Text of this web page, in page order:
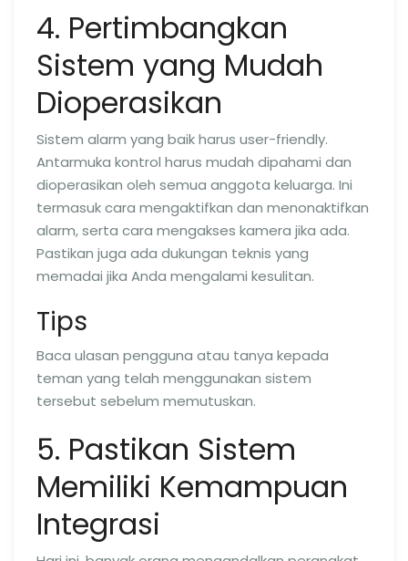
4. Pertimbangkan
Sistem yang Mudah
Dioperasikan
Sistem alarm yang baik harus user-friendly.
Antarmuka kontrol harus mudah dipahami dan
dioperasikan oleh semua anggota keluarga. Ini
termasuk cara mengaktifkan dan menonaktifkan
alarm, serta cara mengakses kamera jika ada.
Pastikan juga ada dukungan teknis yang
memadai jika Anda mengalami kesulitan.
Tips
Baca ulasan pengguna atau tanya kepada
teman yang telah menggunakan sistem
tersebut sebelum memutuskan.
5. Pastikan Sistem
Memiliki Kemampuan
Integrasi